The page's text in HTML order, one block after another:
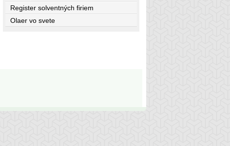
Register solventných firiem
Olaer vo svete